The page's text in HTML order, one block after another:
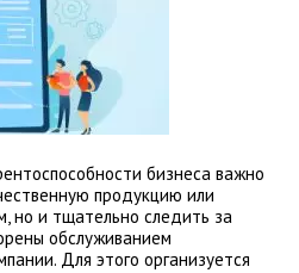
бизнеса важно
продукцию или
но и тщательно следить за
обслуживанием
Для этого организуется